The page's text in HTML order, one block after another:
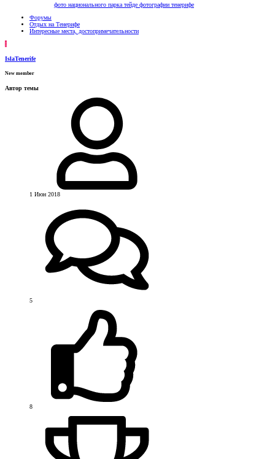
фото национального парка тейде фотографии тенерифе
Форумы
Отдых на Тенерифе
Интересные места, достопримечательности
I
IslaTenerife
New member
Автор темы
1 Июн 2018
5
8